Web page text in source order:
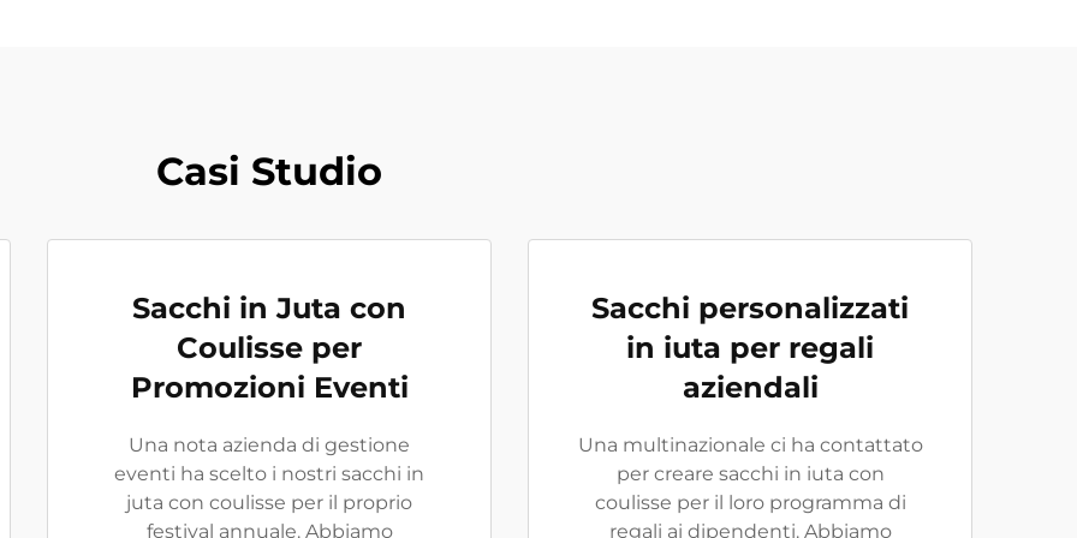
Casi Studio
Sacchi in Juta con
Coulisse per
Promozioni Eventi
Una nota azienda di gestione
eventi ha scelto i nostri sacchi in
juta con coulisse per il proprio
festival annuale. Abbiamo
Sacchi personalizzati
in iuta per regali
aziendali
Una multinazionale ci ha contattato
per creare sacchi in iuta con
coulisse per il loro programma di
regali ai dipendenti. Abbiamo